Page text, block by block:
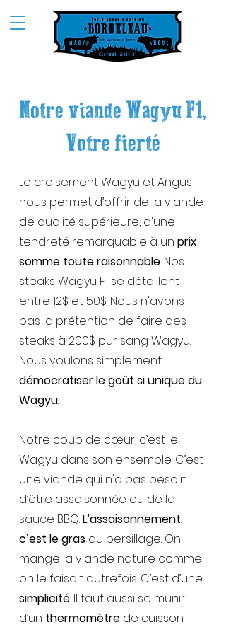
Notre viande Wagyu F1,
Votre fierté
​​​Le croisement Wagyu et Angus
nous permet d’offrir de la viande
de qualité supérieure, d'une
tendreté remarquable à un prix
somme toute raisonnable. Nos
steaks Wagyu F1 se détaillent
entre 12$ et 50$. Nous n'avons
pas la prétention de faire des
steaks à 200$ pur sang Wagyu.
Nous voulons simplement
démocratiser le goût si unique du
Wagyu.
Notre coup de cœur, c’est le
Wagyu dans son ensemble. C’est
une viande qui n'a pas besoin
d’être assaisonnée ou de la
sauce BBQ.L’assaisonnement,
c’est le gras du persillage. On
mange la viande nature comme
on le faisait autrefois. C’est d’une
simplicité. Il faut aussi se munir
d’un thermomètre de cuisson